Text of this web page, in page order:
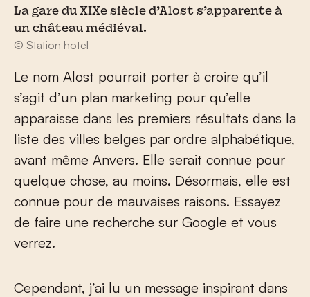
La gare du XIXe siècle d’Alost s’apparente à
un château médiéval.
© Station hotel
Le nom Alost pourrait porter à croire qu’il
s’agit d’un plan marketing pour qu’elle
apparaisse dans les premiers résultats dans la
liste des villes belges par ordre alphabétique,
avant même Anvers. Elle serait connue pour
quelque chose, au moins. Désormais, elle est
connue pour de mauvaises raisons. Essayez
de faire une recherche sur Google et vous
verrez.
Cependant, j’ai lu un message inspirant dans